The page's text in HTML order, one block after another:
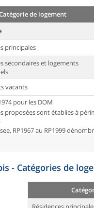
de logement
principales
secondaires et logements
vacants
pour les DOM
proposées sont établies à
RP1967 au RP1999
- Catégories de